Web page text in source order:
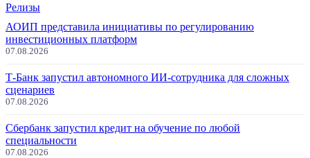
Релизы
АОИП представила инициативы по регулированию
инвестиционных платформ
07.08.2026
Т-Банк запустил автономного ИИ-сотрудника для сложных
сценариев
07.08.2026
Сбербанк запустил кредит на обучение по любой
специальности
07.08.2026